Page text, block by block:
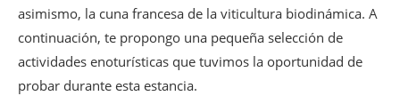
Cheneaudière hotel & Spa
Bar le Calixte
Restaurante 1 estrella Le Feuillage
Sélestat
asimismo, la cuna francesa de la viticultura biodinámica. A
continuación, te propongo una pequeña selección de
actividades enoturísticas que tuvimos la oportunidad de
probar durante esta estancia.